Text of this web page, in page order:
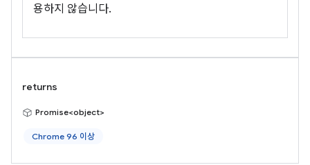
용하지 않습니다.
returns
Promise<object>
Chrome 96 이상